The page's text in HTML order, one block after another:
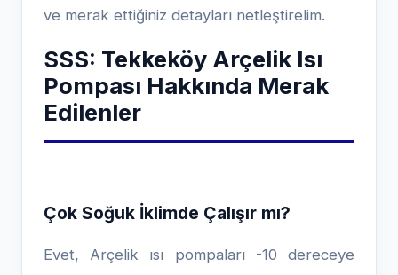
ve merak ettiğiniz detayları netleştirelim.
SSS: Tekkeköy Arçelik Isı
Pompası Hakkında Merak
Edilenler
Çok Soğuk İklimde Çalışır mı?
Evet, Arçelik ısı pompaları -10 dereceye